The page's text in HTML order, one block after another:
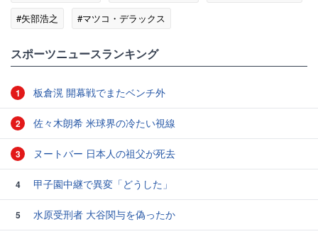
#矢部浩之
#マツコ・デラックス
スポーツニュースランキング
1 板倉滉 開幕戦でまたベンチ外
2 佐々木朗希 米球界の冷たい視線
3 ヌートバー 日本人の祖父が死去
4 甲子園中継で異変「どうした」
5
水原受刑者 大谷関与を偽ったか